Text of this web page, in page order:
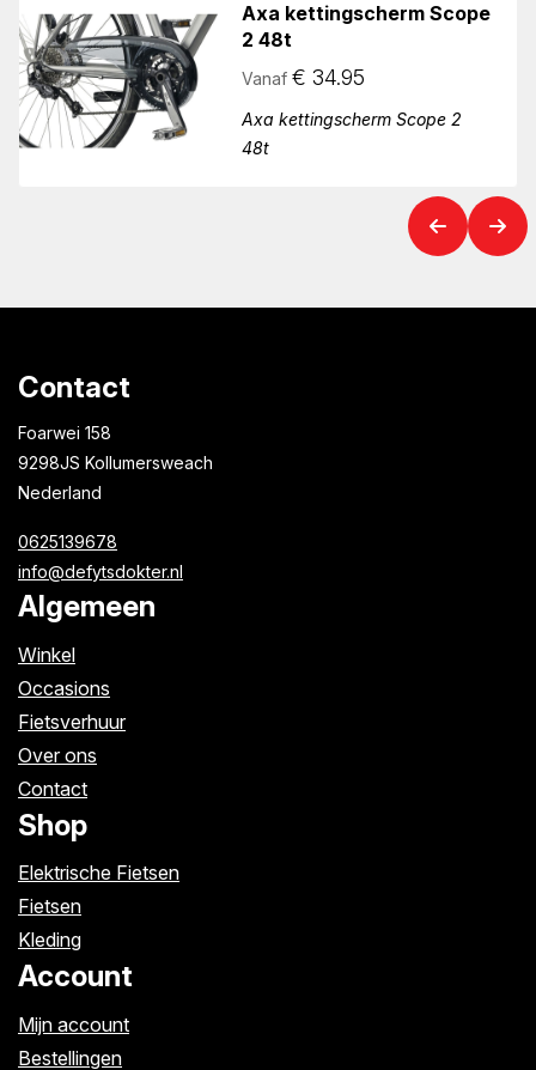
Axa kettingscherm Scope
2 48t
Vanaf € 34.95
Axa kettingscherm Scope 2
48t
Contact
Foarwei 158
9298JS Kollumersweach
Nederland
0625139678
info@defytsdokter.nl
Algemeen
Winkel
Occasions
Fietsverhuur
Over ons
Contact
Shop
Elektrische Fietsen
Fietsen
Kleding
Account
Mijn account
Bestellingen